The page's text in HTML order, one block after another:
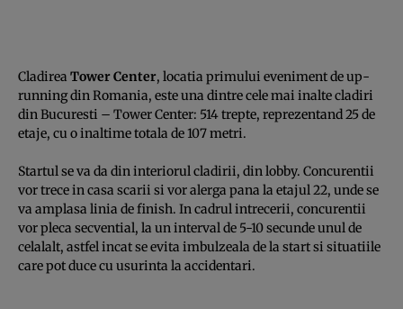
Cladirea Tower Center, locatia primului eveniment de up-
running din Romania, este una dintre cele mai inalte cladiri
din Bucuresti – Tower Center: 514 trepte, reprezentand 25 de
etaje, cu o inaltime totala de 107 metri.
Startul se va da din interiorul cladirii, din lobby. Concurentii
vor trece in casa scarii si vor alerga pana la etajul 22, unde se
va amplasa linia de finish. In cadrul intrecerii, concurentii
vor pleca secvential, la un interval de 5-10 secunde unul de
celalalt, astfel incat se evita imbulzeala de la start si situatiile
care pot duce cu usurinta la accidentari.